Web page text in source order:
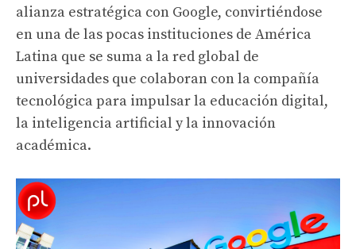
alianza estratégica con Google, convirtiéndose
en una de las pocas instituciones de América
Latina que se suma a la red global de
universidades que colaboran con la compañía
tecnológica para impulsar la educación digital,
la inteligencia artificial y la innovación
académica.